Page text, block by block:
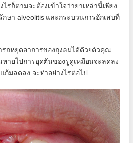
รก็ตามจะต้องเข้าใจว่ายาเหล่านี้เพียง
กษา alveolitis และกระบวนการอักเสบที่
ถหยุดอาการของถุงลมได้ด้วยตัวคุณ
หายไปการอุดตันของรูดูเหมือนจะลดลง
ก้มลดลง จะทำอย่างไรต่อไป